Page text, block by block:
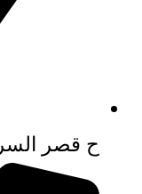
ح قصر السر